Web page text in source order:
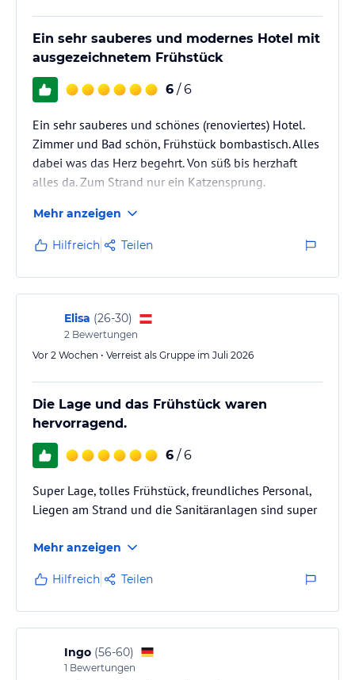
Ein sehr sauberes und modernes Hotel mit
ausgezeichnetem Frühstück
6 / 6
Ein sehr sauberes und schönes (renoviertes) Hotel.
Zimmer und Bad schön, Frühstück bombastisch. Alles
dabei was das Herz begehrt. Von süß bis herzhaft
alles da. Zum Strand nur ein Katzensprung.
Mehr anzeigen
Hilfreich Teilen
Elisa (26-30)
2 Bewertungen
Vor 2 Wochen • Verreist als Gruppe im Juli 2026
Die Lage und das Frühstück waren
hervorragend.
6 / 6
Super Lage, tolles Frühstück, freundliches Personal,
Liegen am Strand und die Sanitäranlagen sind super
Mehr anzeigen
Hilfreich Teilen
Ingo (56-60)
1 Bewertungen